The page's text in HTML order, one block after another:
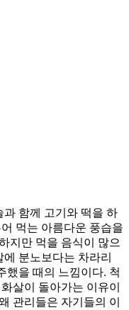
함께 고기와 떡을 하
먹는 아름다운 풍습을
지만 먹을 음식이 많으
분노보다는 차라리
했을 때의 느낌이다. 척
살이 돌아가는 이유이
관리들은 자기들의 이